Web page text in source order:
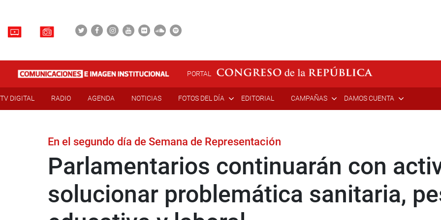
PORTAL
TV DIGITAL RADIO AGENDA NOTICIAS FOTOS DEL DÍA EDITORIAL CAMPAÑAS DAMOS CUENTA
En el segundo día de Semana de Representación
Parlamentarios continuarán con
solucionar problemática sanitaria,